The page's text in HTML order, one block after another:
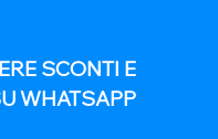
SCONTI E
WHATSAPP